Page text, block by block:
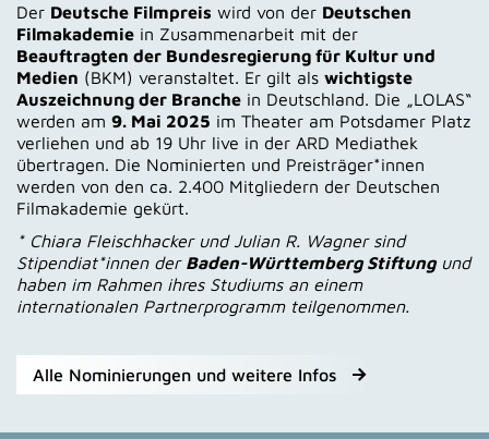
Der Deutsche Filmpreis wird von der Deutschen
Filmakademie in Zusammenarbeit mit der
Beauftragten der Bundesregierung für Kultur und
Medien (BKM) veranstaltet. Er gilt als wichtigste
Auszeichnung der Branche in Deutschland. Die „LOLAS“
werden am 9. Mai 2025 im Theater am Potsdamer Platz
verliehen und ab 19 Uhr live in der ARD Mediathek
übertragen. Die Nominierten und Preisträger*innen
werden von den ca. 2.400 Mitgliedern der Deutschen
Filmakademie gekürt.
* Chiara Fleischhacker und Julian R. Wagner sind
Stipendiat*innen der Baden-Württemberg Stiftungund
haben im Rahmen ihres Studiums an einem
internationalen Partnerprogramm teilgenommen.
Alle Nominierungen und weitere Infos